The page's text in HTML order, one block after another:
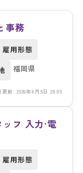
事務
雇用形態
福岡県
更新: 2026年8月5日 20:05
フ 入力·電
雇用形態